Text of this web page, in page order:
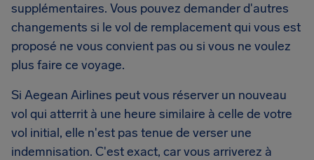
supplémentaires. Vous pouvez demander d'autres
changements si le vol de remplacement qui vous est
proposé ne vous convient pas ou si vous ne voulez
plus faire ce voyage.
Si Aegean Airlines peut vous réserver un nouveau
vol qui atterrit à une heure similaire à celle de votre
vol initial, elle n'est pas tenue de verser une
indemnisation. C'est exact, car vous arriverez à